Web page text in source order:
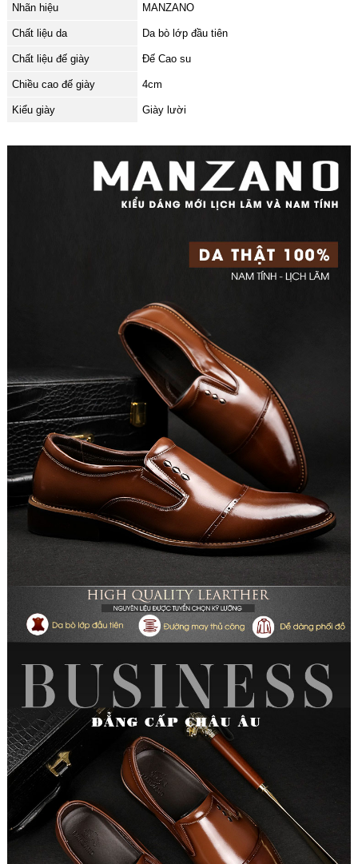
Nhãn hiệu MANZANO
Chất liệu da Da bò lớp đầu tiên
Chất liệu đế giày Đế Cao su
Chiều cao đế giày 4cm
Kiểu giày Giày lười